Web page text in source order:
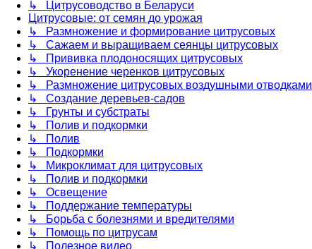
↳ Цитрусоводство в Беларуси
Цитрусовые: от семян до урожая
↳ Размножение и формирование цитрусовых
↳ Сажаем и выращиваем сеянцы цитрусовых
↳ Прививка плодоносящих цитрусовых
↳ Укоренение черенков цитрусовых
↳ Размножение цитрусовых воздушными отводками
↳ Создание деревьев-садов
↳ Грунты и субстраты
↳ Полив и подкормки
↳ Полив
↳ Подкормки
↳ Микроклимат для цитрусовых
↳ Полив и подкормки
↳ Освещение
↳ Поддержание температуры
↳ Борьба с болезнями и вредителями
↳ Помощь по цитрусам
↳ Полезное видео